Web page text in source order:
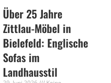
Über 25 Jahre
Zittlau-Möbel in
Bielefeld: Englische
Sofas im
Landhausstil